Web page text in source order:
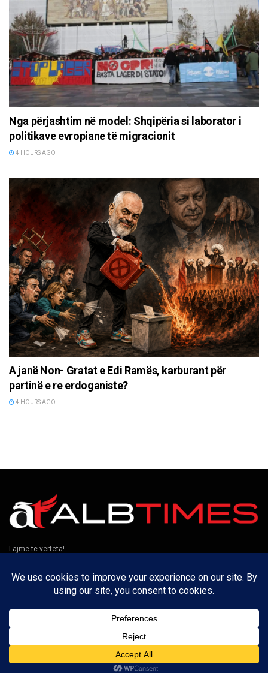
Nga përjashtim në model: Shqipëria si laborator i
politikave evropiane të migracionit
4 HOURS AGO
A janë Non- Gratat e Edi Ramës, karburant për
partinë e re erdoganiste?
4 HOURS AGO
Lajme të vërteta!
Të tjera
Kontakt Puno me ne Privatësia
Na ndiqni